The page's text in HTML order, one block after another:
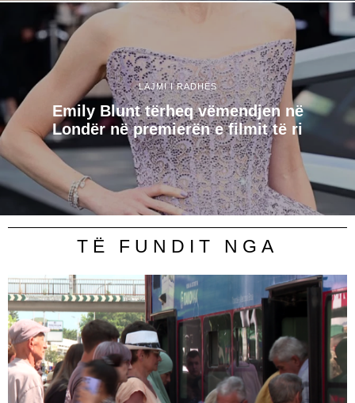
LAJMI I RADHËS
Emily Blunt tërheq vëmendjen në
Londër në premierën e filmit të ri
TË FUNDIT NGA